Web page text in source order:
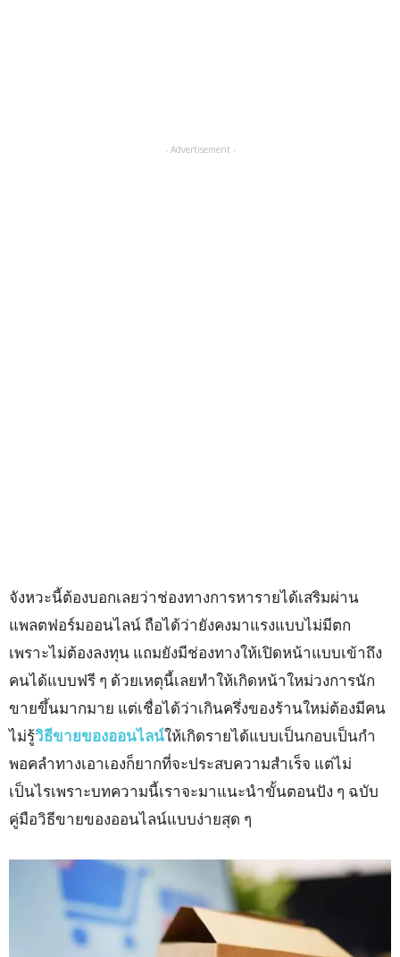
- Advertisement -
จังหวะนี้ต้องบอกเลยว่าช่องทางการหารายได้เสริมผ่าน
แพลตฟอร์มออนไลน์ ถือได้ว่ายังคงมาแรงแบบไม่มีตก
เพราะไม่ต้องลงทุน แถมยังมีช่องทางให้เปิดหน้าแบบเข้าถึง
คนได้แบบฟรี ๆ ด้วยเหตุนี้เลยทำให้เกิดหน้าใหม่วงการนัก
ขายขึ้นมากมาย แต่เชื่อได้ว่าเกินครึ่งของร้านใหม่ต้องมีคน
ไม่รู้วิธีขายของออนไลน์ให้เกิดรายได้แบบเป็นกอบเป็นกำ
พอคลำทางเอาเองก็ยากที่จะประสบความสำเร็จ แต่ไม่
เป็นไรเพราะบทความนี้เราจะมาแนะนำขั้นตอนปัง ๆ ฉบับ
คู่มือวิธีขายของออนไลน์แบบง่ายสุด ๆ